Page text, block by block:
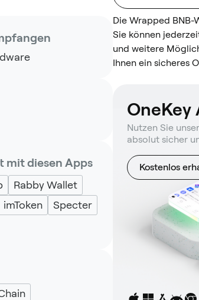
mit diesen Apps
Rabby Wallet
imToken
Specter
Die Wrapped BNB-
Sie können
und weitere
Ihnen ein sicheres
OneKey
Nutzen Sie
absolut sicher
Kostenlos